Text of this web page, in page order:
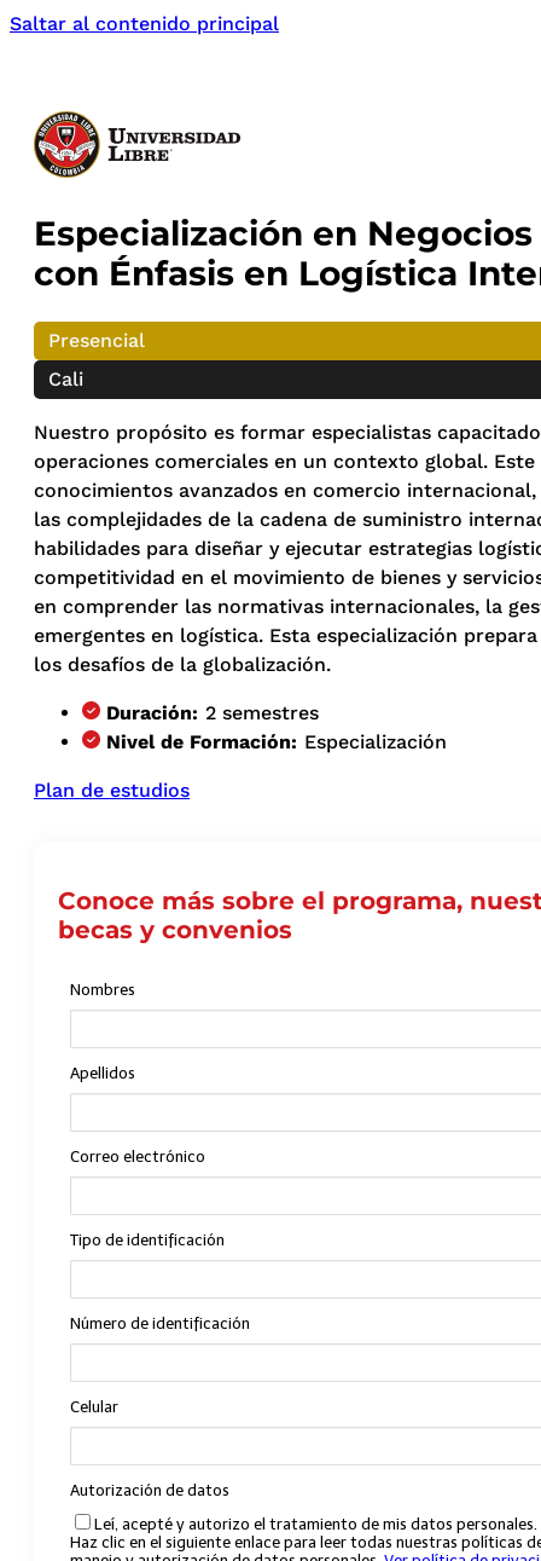
Saltar al contenido principal
Especialización en
con Énfasis en Logística
Presencial
Cali
Nuestro propósito es formar especialistas
operaciones comerciales en un contexto global.
conocimientos avanzados en comercio
las complejidades de la cadena de suministro
habilidades para diseñar y ejecutar estrategias
competitividad en el movimiento de bienes y
en comprender las normativas internacionales, la
emergentes en logística. Esta especialización
los desafíos de la globalización.
Duración: 2 semestres
Nivel de Formación: Especialización
Plan de estudios
Conoce más sobre el programa,
becas y convenios